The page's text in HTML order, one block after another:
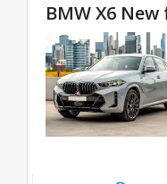
BMW X6